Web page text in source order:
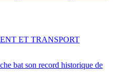
bat son record historique de
ET TRANSPORT